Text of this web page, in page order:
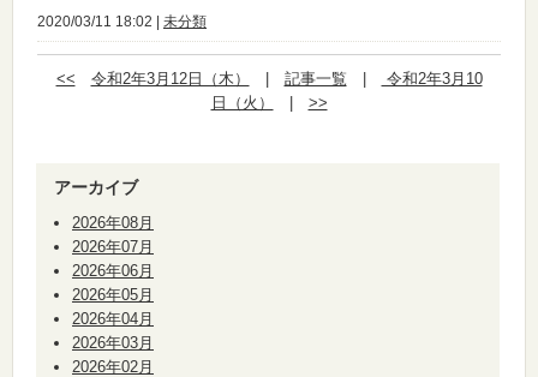
2020/03/11 18:02 | 未分類
<< 令和2年3月12日（木） 記事一覧
令和2年3月10
日（火）
>>
アーカイブ
2026年08月
2026年07月
2026年06月
2026年05月
2026年04月
2026年03月
2026年02月